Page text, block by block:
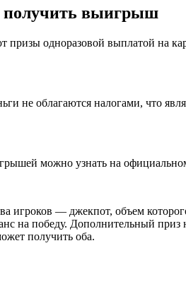
получить выигрыш
призы одноразовой выплатой на
не облагаются налогами, что
можно узнать на
игроков — джекпот, объем
на победу. Дополнительный приз
получить оба.